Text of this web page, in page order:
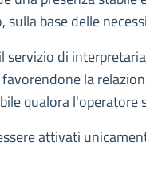
base delle
servizio di
la
qualora l'operatore
attivati